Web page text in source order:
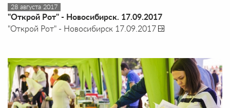
28 августа 2017
"Открой Рот" - Новосибирск. 17.09.2017
"Открой Рот" - Новосибирск 17.09.2017